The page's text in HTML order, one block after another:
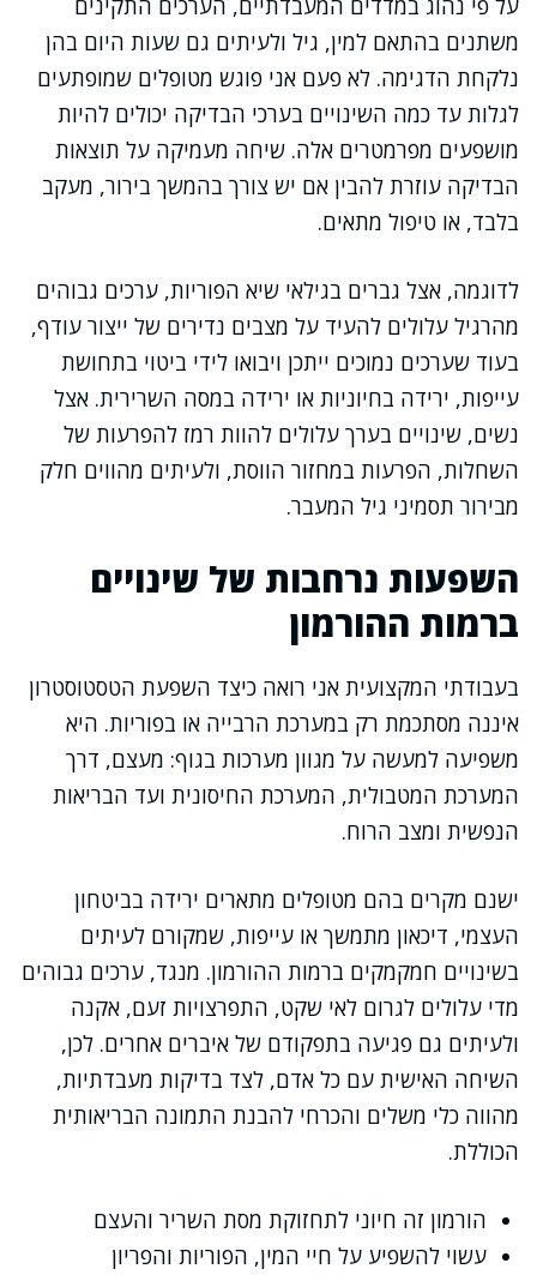
על פי נהוג במדדים המעבדתיים, הערכים התקינים
משתנים בהתאם למין, גיל ולעיתים גם שעות היום בהן
נלקחת הדגימה. לא פעם אני פוגש מטופלים שמופתעים
לגלות עד כמה השינויים בערכי הבדיקה יכולים להיות
מושפעים מפרמטרים אלה. שיחה מעמיקה על תוצאות
הבדיקה עוזרת להבין אם יש צורך בהמשך בירור, מעקב
בלבד, או טיפול מתאים.
לדוגמה, אצל גברים בגילאי שיא הפוריות, ערכים גבוהים
מהרגיל עלולים להעיד על מצבים נדירים של ייצור עודף,
בעוד שערכים נמוכים ייתכן ויבואו לידי ביטוי בתחושת
עייפות, ירידה בחיוניות או ירידה במסה השרירית. אצל
נשים, שינויים בערך עלולים להוות רמז להפרעות של
השחלות, הפרעות במחזור הווסת, ולעיתים מהווים חלק
מבירור תסמיני גיל המעבר.
השפעות נרחבות של שינויים
ברמות ההורמון
בעבודתי המקצועית אני רואה כיצד השפעת הטסטוסטרון
איננה מסתכמת רק במערכת הרבייה או בפוריות. היא
משפיעה למעשה על מגוון מערכות בגוף: מעצם, דרך
המערכת המטבולית, המערכת החיסונית ועד הבריאות
הנפשית ומצב הרוח.
ישנם מקרים בהם מטופלים מתארים ירידה בביטחון
העצמי, דיכאון מתמשך או עייפות, שמקורם לעיתים
בשינויים חמקמקים ברמות ההורמון. מנגד, ערכים גבוהים
מדי עלולים לגרום לאי שקט, התפרצויות זעם, אקנה
ולעיתים גם פגיעה בתפקודם של איברים אחרים. לכן,
השיחה האישית עם כל אדם, לצד בדיקות מעבדתיות,
מהווה כלי משלים והכרחי להבנת התמונה הבריאותית
הכוללת.
הורמון זה חיוני לתחזוקת מסת השריר והעצם
עשוי להשפיע על חיי המין, הפוריות והפריון